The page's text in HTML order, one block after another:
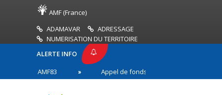
AMF (France)
ADAMAVAR
ADRESSAGE
NUMERISATION DU TERRITOIRE
ALERTE INFO
AMF83
Appel de fonds incendies de forêt
en première ligne